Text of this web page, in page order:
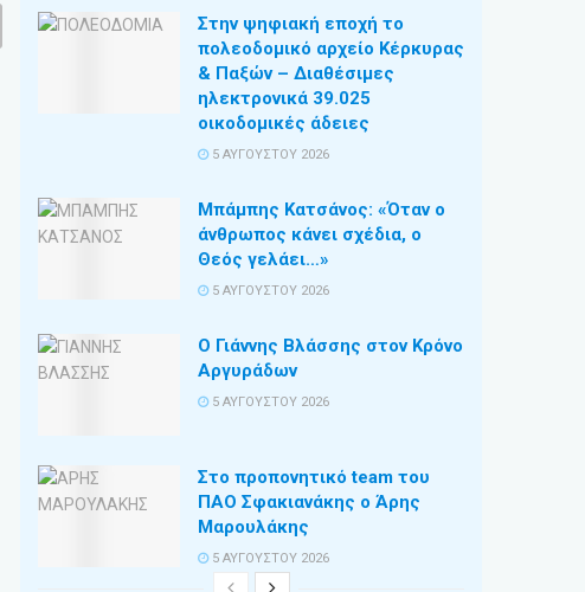
Στην ψηφιακή εποχή το
πολεοδομικό αρχείο Κέρκυρας
& Παξών – Διαθέσιμες
ηλεκτρονικά 39.025
οικοδομικές άδειες
5 ΑΥΓΟΎΣΤΟΥ 2026
Μπάμπης Κατσάνος: «Όταν ο
άνθρωπος κάνει σχέδια, ο
Θεός γελάει…»
5 ΑΥΓΟΎΣΤΟΥ 2026
Ο Γιάννης Βλάσσης στον Κρόνο
Αργυράδων
5 ΑΥΓΟΎΣΤΟΥ 2026
Στο προπονητικό team του
ΠΑΟ Σφακιανάκης ο Άρης
Μαρουλάκης
5 ΑΥΓΟΎΣΤΟΥ 2026